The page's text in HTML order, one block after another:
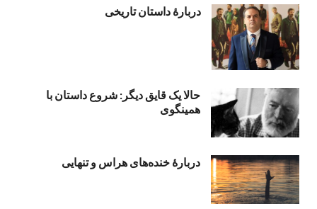
دربارۀ داستان تاریخی
حالا یک قایق دیگر: شروع داستان با
همینگوی
دربارهٔ خنده‌های هراس و تنهایی